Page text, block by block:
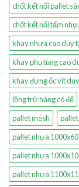
chốt kết nối pallet
chốt kết nối tấm
khay nhựa cao duy
khay phụ tùng cao
khay đựng ốc vít
lồng trữ hàng có đế
pallet mesh
pallet nhựa
pallet nhựa
pallet nhựa